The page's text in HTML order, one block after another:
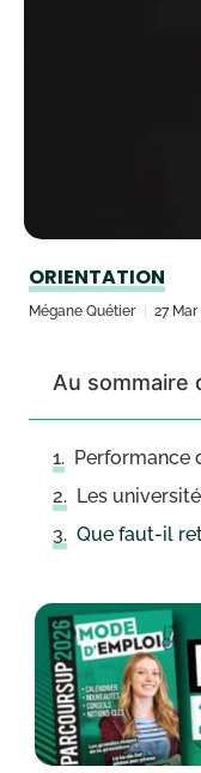
ORIENTATION
Mégane Quétier 27 Mar
Au sommaire
Performance
Les
Que faut-il